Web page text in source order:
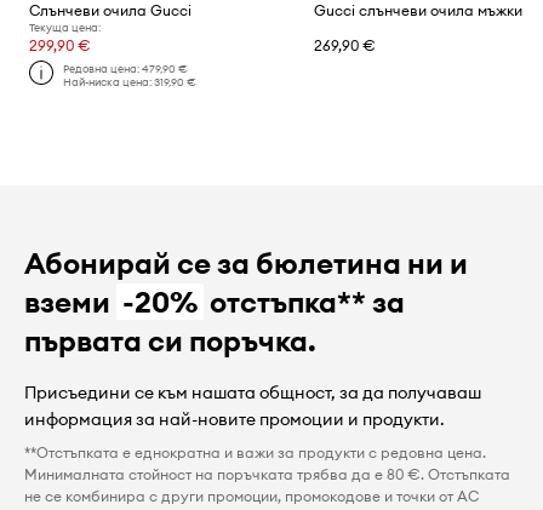
Слънчеви очила Gucci
Текуща цена:
299,90 €
Редовна цена:479,90 €
Най-ниска цена:319,90 €
Gucci слънчеви очила мъжки
269,90 €
Абонирай се за бюлетина ни и
вземи -20% отстъпка** за
първата си поръчка.
Присъедини се към нашата общност, за да получаваш
информация за най-новите промоции и продукти.
**Отстъпката е еднократна и важи за продукти с редовна цена.
Минималната стойност на поръчката трябва да е 80 €. Отстъпката
не се комбинира с други промоции, промокодове и точки от AC